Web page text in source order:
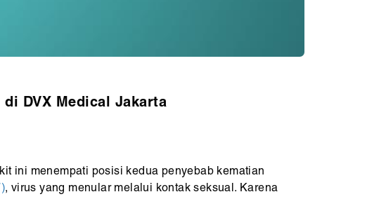
DVX Medical Jakarta
ini menempati posisi kedua penyebab kematian
, virus yang menular melalui kontak seksual. Karena